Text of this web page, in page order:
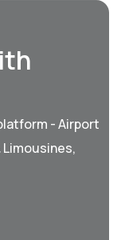
- Airport